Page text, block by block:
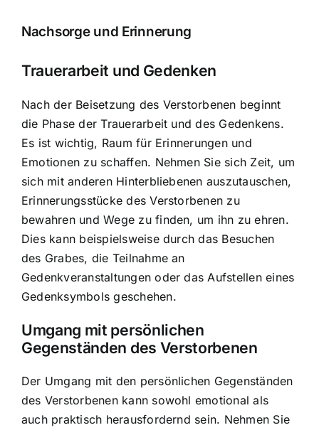
Nachsorge und Erinnerung
Trauerarbeit und Gedenken
Nach der Beisetzung des Verstorbenen beginnt
die Phase der Trauerarbeit und des Gedenkens.
Es ist wichtig, Raum für Erinnerungen und
Emotionen zu schaffen. Nehmen Sie sich Zeit, um
sich mit anderen Hinterbliebenen auszutauschen,
Erinnerungsstücke des Verstorbenen zu
bewahren und Wege zu finden, um ihn zu ehren.
Dies kann beispielsweise durch das Besuchen
des Grabes, die Teilnahme an
Gedenkveranstaltungen oder das Aufstellen eines
Gedenksymbols geschehen.
Umgang mit persönlichen
Gegenständen des Verstorbenen
Der Umgang mit den persönlichen Gegenständen
des Verstorbenen kann sowohl emotional als
auch praktisch herausfordernd sein. Nehmen Sie